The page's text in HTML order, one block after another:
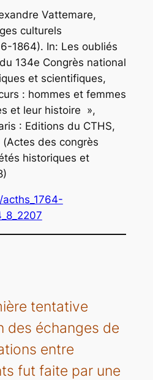
Vattemare,
culturels
1864). In: Les oubliés
134e Congrès national
et scientifiques,
: hommes et femmes
et leur histoire »,
: Editions du CTHS,
(Actes des congrès
historiques et
tentative
des échanges de
entre
fut faite par une